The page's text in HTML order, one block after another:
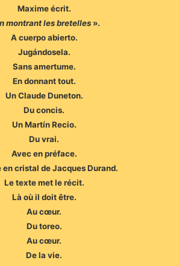
Maxime écrit.
montrant les bretelles ».
A cuerpo abierto.
Jugándosela.
Sans amertume.
En donnant tout.
Un Claude Duneton.
Du concis.
Un Martín Recio.
Du vrai.
Avec en préface.
en cristal de Jacques Durand.
Le texte met le récit.
Là où il doit être.
Au cœur.
Du toreo.
Au cœur.
De la vie.